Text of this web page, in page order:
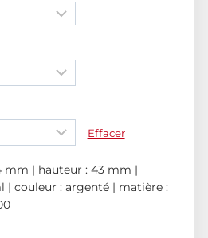
Effacer
mm | hauteur : 43 mm |
| couleur : argenté | matière :